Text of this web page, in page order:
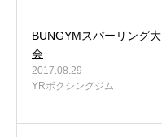
BUNGYMスパーリング大
会
2017.08.29
YRボクシングジム